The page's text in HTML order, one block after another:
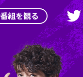
番組を観る